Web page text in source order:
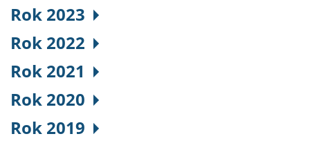
Rok 2023
Rok 2022
Rok 2021
Rok 2020
Rok 2019